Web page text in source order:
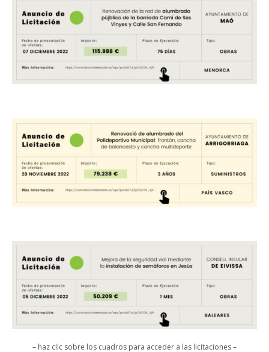
– haz clic sobre los cuadros para acceder a las licitaciones –